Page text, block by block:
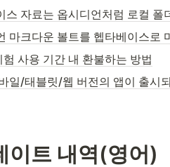
스 자료는 옵시디언처럼 로컬 폴
마크다운 볼트를 헵타베이스로
험 사용 기간 내 환불하는 방법
일/태블릿/웹 버전의 앱이 출시
이트 내역(영어)